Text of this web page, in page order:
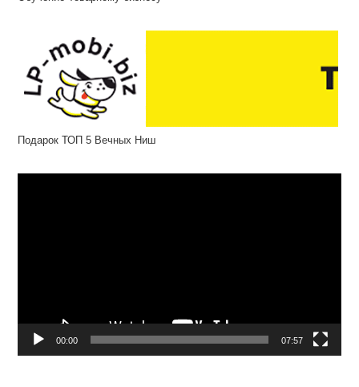
Подарок ТОП 5 Вечных Ниш
00:00 07:57